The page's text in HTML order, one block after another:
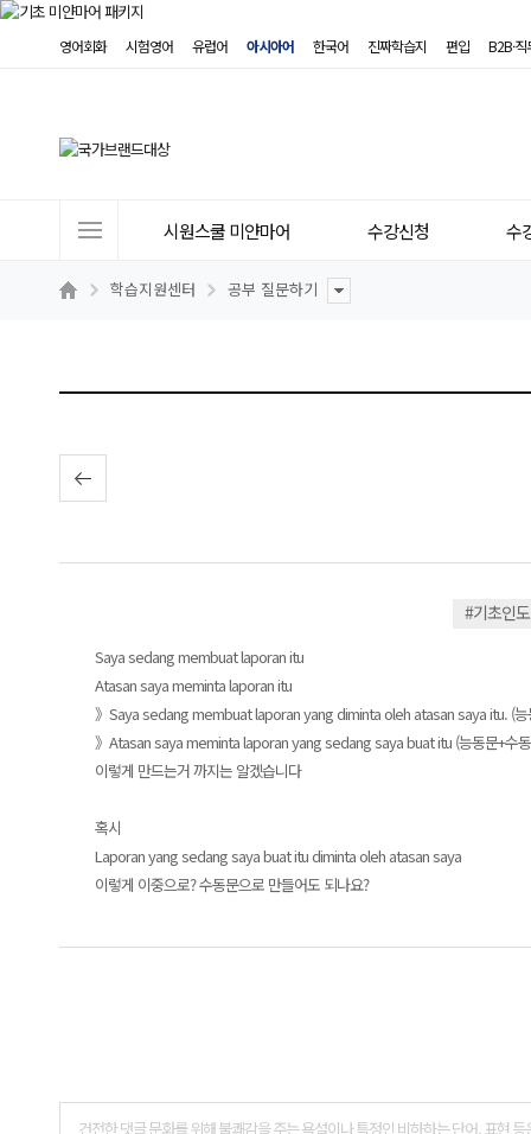
영어회화 시험영어 유럽어 아시아어 한국어 진짜학습지 편입 B2B·
트
시원스쿨 미얀마어 수강신청 수
학습지원센터 공부 질문하기
#기초인
Saya sedang membuat laporan itu
Atasan saya meminta laporan itu
》Saya sedang membuat laporan yang diminta oleh atasan saya itu. (능
》Atasan saya meminta laporan yang sedang saya buat itu (능동문+수
이렇게 만드는거 까지는 알겠습니다
혹시
Laporan yang sedang saya buat itu diminta oleh atasan saya
이렇게 이중으로? 수동문으로 만들어도 되나요?